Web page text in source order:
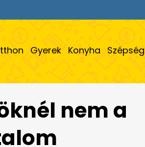
Gyerek Konyha Szépség
nem a